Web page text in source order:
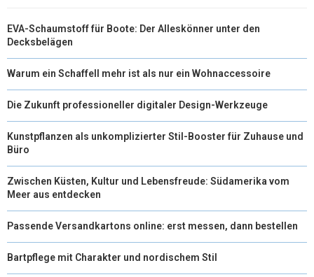
EVA-Schaumstoff für Boote: Der Alleskönner unter den
Decksbelägen
Warum ein Schaffell mehr ist als nur ein Wohnaccessoire
Die Zukunft professioneller digitaler Design-Werkzeuge
Kunstpflanzen als unkomplizierter Stil-Booster für Zuhause und
Büro
Zwischen Küsten, Kultur und Lebensfreude: Südamerika vom
Meer aus entdecken
Passende Versandkartons online: erst messen, dann bestellen
Bartpflege mit Charakter und nordischem Stil